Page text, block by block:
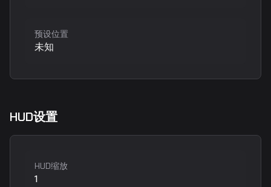
预设位置
未知
HUD设置
HUD缩放
1